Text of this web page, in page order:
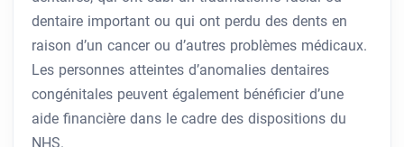
dentaire important ou qui ont perdu des dents en
raison d’un cancer ou d’autres problèmes médicaux.
Les personnes atteintes d’anomalies dentaires
congénitales peuvent également bénéficier d’une
aide financière dans le cadre des dispositions du
NHS.